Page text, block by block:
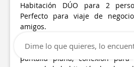
Habitación DÚO para 2
Perfecto para viaje de
amigos.
Dos camas individuales
«aseo», lavabo y espejo,
pantalla plana, conexión para
Dime lo que quieres, lo